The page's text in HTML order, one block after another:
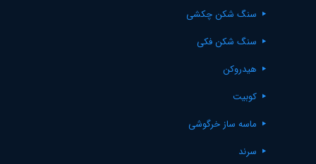
سنگ شکن چکشی
سنگ شکن فکی
هیدروکن
کوبیت
ماسه ساز خرگوشی
سرند